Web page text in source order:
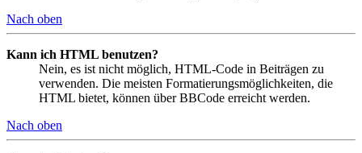
Nach oben
Kann ich HTML benutzen?
Nein, es ist nicht möglich, HTML-Code in Beiträgen zu
verwenden. Die meisten Formatierungsmöglichkeiten, die
HTML bietet, können über BBCode erreicht werden.
Nach oben